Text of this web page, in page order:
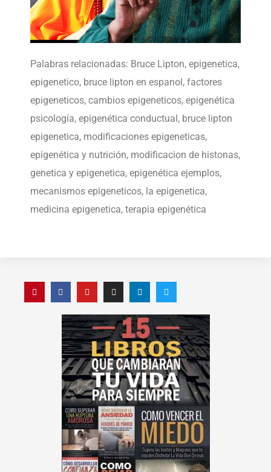
Palabras relacionadas: Bruce Lipton, epigenetica,
epigenetico, bruce lipton en espanol, factores
epigeneticos, cambios epigeneticos, epigenética
psicología, epigenética conductual, bruce lipton
epigenetica, modificaciones epigeneticas,
epigenética y nutrición, modificacion de histonas,
genetica y epigenetica, epigenética ejemplos,
mecanismos epigeneticos, la epigenetica,
medicina epigenetica, terapia epigenética